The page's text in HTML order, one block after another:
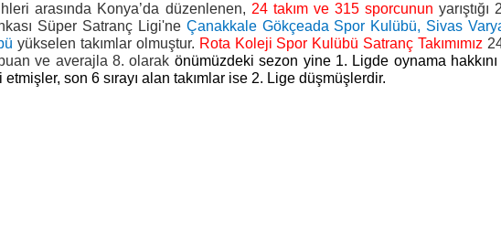
arasında Konya’da düzenlenen, 24 takım ve 315 sporcunun
Süper Satranç Ligi'ne Çanakkale Gökçeada Spor Kulübü, Sivas
yükselen takımlar olmuştur. Rota Koleji Spor Kulübü Satranç Takımımız
ve averajla 8. olarak önümüzdeki sezon yine 1. Ligde oynama hakkını
son 6 sırayı alan takımlar ise 2. Lige düşmüşlerdir.